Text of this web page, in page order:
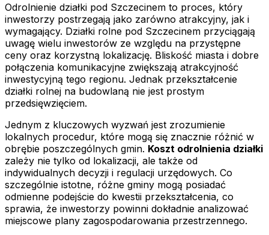
Odrolnienie działki pod Szczecinem to proces, który
inwestorzy postrzegają jako zarówno atrakcyjny, jak i
wymagający. Działki rolne pod Szczecinem przyciągają
uwagę wielu inwestorów ze względu na przystępne
ceny oraz korzystną lokalizację. Bliskość miasta i dobre
połączenia komunikacyjne zwiększają atrakcyjność
inwestycyjną tego regionu. Jednak przekształcenie
działki rolnej na budowlaną nie jest prostym
przedsięwzięciem.
Jednym z kluczowych wyzwań jest zrozumienie
lokalnych procedur, które mogą się znacznie różnić w
obrębie poszczególnych gmin. Koszt odrolnienia działki
zależy nie tylko od lokalizacji, ale także od
indywidualnych decyzji i regulacji urzędowych. Co
szczególnie istotne, różne gminy mogą posiadać
odmienne podejście do kwestii przekształcenia, co
sprawia, że inwestorzy powinni dokładnie analizować
miejscowe plany zagospodarowania przestrzennego.